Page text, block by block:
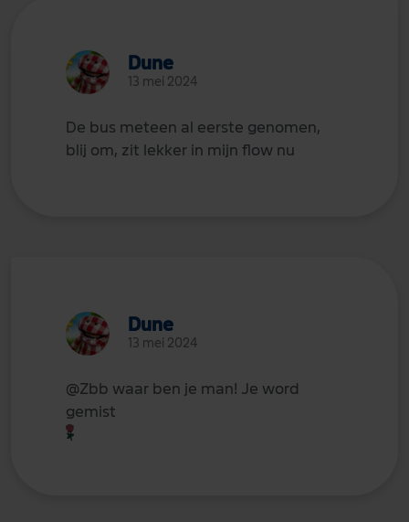
Dune
13 mei 2024
De bus meteen al eerste genomen,
blij om, zit lekker in mijn flow nu
Dune
13 mei 2024
@Zbb waar ben je man! Je word
gemist